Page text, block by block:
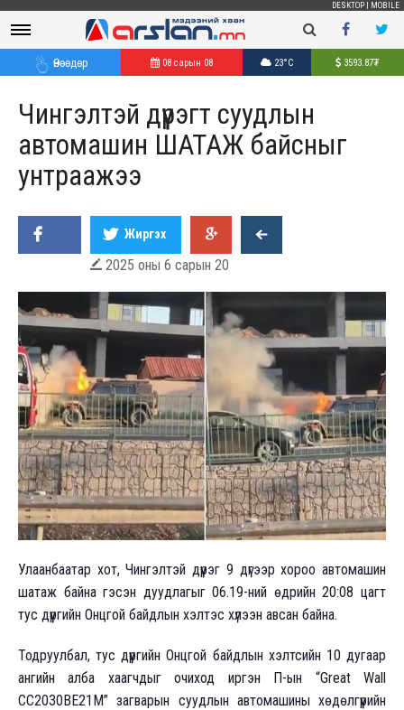
DESKTOP MOBILE
Өнөөдөр 08 сарын 08 23°C 3593.87₮
Чингэлтэй дүүрэгт суудлын
автомашин ШАТАЖ байсныг
унтраажээ
Жиргэх
 2025 оны 6 сарын 20
Улаанбаатар хот, Чингэлтэй дүүрэг 9 дүгээр хороо автомашин
шатаж байна гэсэн дуудлагыг 06.19-ний өдрийн 20:08 цагт
тус дүүргийн Онцгой байдлын хэлтэс хүлээн авсан байна.
Тодруулбал, тус дүүргийн Онцгой байдлын хэлтсийн 10 дугаар
ангийн алба хаагчдыг очиход иргэн П-ын “Great Wall
CC2030BE21M” загварын суудлын автомашины хөдөлгүүрийн